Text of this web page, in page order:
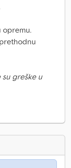
opremu.
su greške u